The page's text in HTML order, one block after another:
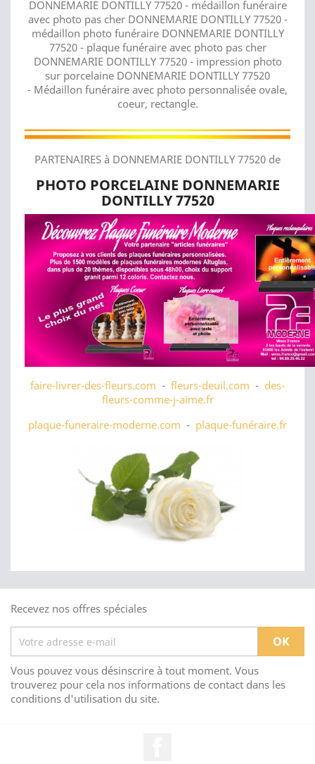
DONNEMARIE DONTILLY 77520 - médaillon funéraire
avec photo pas cher DONNEMARIE DONTILLY 77520 -
médaillon photo funéraire DONNEMARIE DONTILLY
77520 - plaque funéraire avec photo pas cher
DONNEMARIE DONTILLY 77520 - impression photo
sur porcelaine DONNEMARIE DONTILLY 77520
- Médaillon funéraire avec photo personnalisée ovale,
coeur, rectangle.
PARTENAIRES à DONNEMARIE DONTILLY 77520 de
PHOTO PORCELAINE DONNEMARIE
DONTILLY 77520
faire-livrer-des-fleurs.com - fleurs-deuil.com - des-
fleurs-comme-j-aime.fr
plaque-funeraire-moderne.com - plaque-funéraire.fr
Recevez nos offres spéciales
Vous pouvez vous désinscrire à tout moment. Vous
trouverez pour cela nos informations de contact dans les
conditions d'utilisation du site.